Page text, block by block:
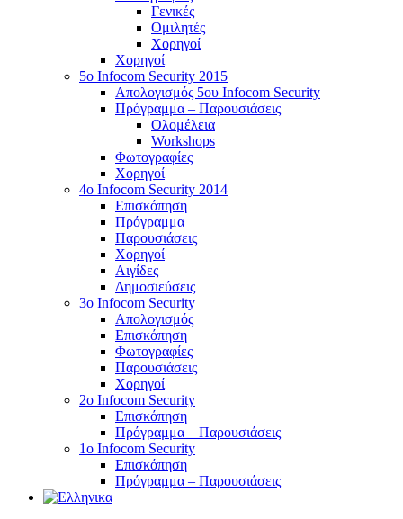
Γενικές
Ομιλητές
Χορηγοί
Χορηγοί
5o Infocom Security 2015
Απολογισμός 5ου Infocom Security
Πρόγραμμα – Παρουσιάσεις
Ολομέλεια
Workshops
Φωτογραφίες
Χορηγοί
4ο Infocom Security 2014
Επισκόπηση
Πρόγραμμα
Παρουσιάσεις
Χορηγοί
Αιγίδες
Δημοσιεύσεις
3o Infocom Security
Απολογισμός
Επισκόπηση
Φωτογραφίες
Παρουσιάσεις
Χορηγοί
2o Infocom Security
Επισκόπηση
Πρόγραμμα – Παρουσιάσεις
1ο Infocom Security
Επισκόπηση
Πρόγραμμα – Παρουσιάσεις